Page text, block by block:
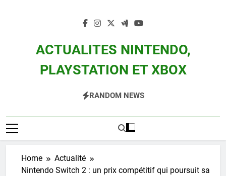
ACTUALITES NINTENDO,
PLAYSTATION ET XBOX
Zelda, Splatoon, Pokemon Entre Autres
RANDOM NEWS
Home
Actualité
Nintendo Switch 2 : un prix compétitif qui poursuit sa